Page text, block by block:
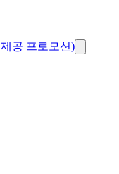
공 프로모션)